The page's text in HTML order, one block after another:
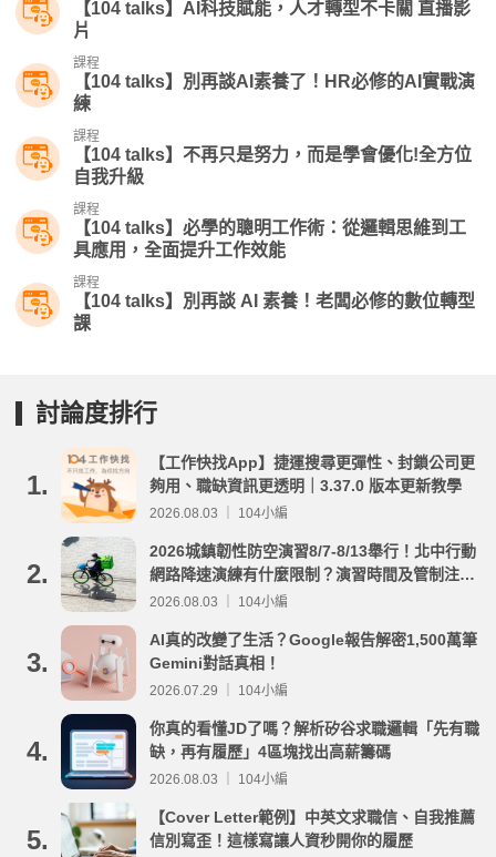
【104 talks】AI科技賦能，人才轉型不卡關 直播影
片
課程
【104 talks】別再談AI素養了！HR必修的AI實戰演
練
課程
【104 talks】不再只是努力，而是學會優化​!全方位
自我升級
課程
【104 talks】必學的聰明工作術：從邏輯思維到工
具應用，全面提升工作效能
課程
【104 talks】別再談 AI 素養！老闆必修的數位轉型
課​
討論度排行
1.
【工作快找App】捷運搜尋更彈性、封鎖公司更
夠用、職缺資訊更透明｜3.37.0 版本更新教學
2026.08.03 ｜ 104小編
2.
2026城鎮韌性防空演習8/7-8/13舉行！北中行動
網路降速演練有什麼限制？演習時間及管制注意
事項整理
2026.08.03 ｜ 104小編
3.
AI真的改變了生活？Google報告解密1,500萬筆
Gemini對話真相！
2026.07.29 ｜ 104小編
4.
你真的看懂JD了嗎？解析矽谷求職邏輯「先有職
缺，再有履歷」4區塊找出高薪籌碼
2026.08.03 ｜ 104小編
5.
【Cover Letter範例】中英文求職信、自我推薦
信別寫歪！這樣寫讓人資秒開你的履歷